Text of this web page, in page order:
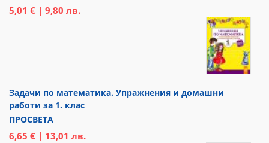
5,01 € | 9,80 лв.
Задачи по математика. Упражнения и домашни
работи за 1. клас
ПРОСВЕТА
6,65 € | 13,01 лв.